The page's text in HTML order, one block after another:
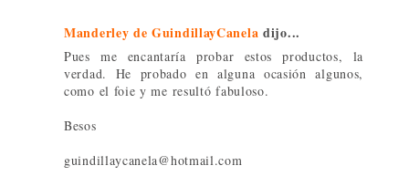
Manderley de GuindillayCanela dijo...
Pues me encantaría probar estos productos, la
verdad. He probado en alguna ocasión algunos,
como el foie y me resultó fabuloso.
Besos
guindillaycanela@hotmail.com